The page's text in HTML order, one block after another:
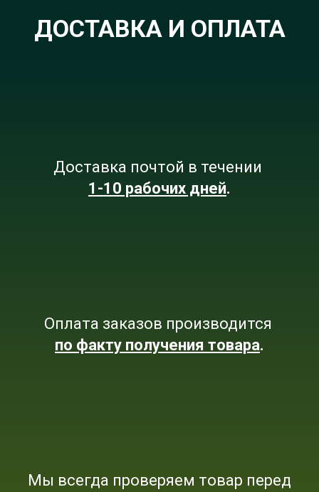
ДОСТАВКА И ОПЛАТА
Доставка почтой в течении
1-10 рабочих дней.
Оплата заказов производится
по факту получения товара.
Мы всегда проверяем товар перед